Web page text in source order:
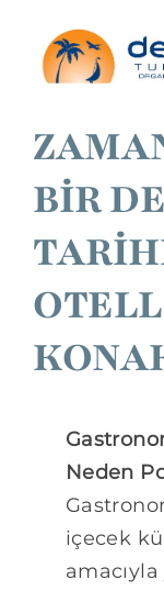
content
Kişiye Özel
Size Özel
Kurumsal
Blog
BİR
Neden
içecek